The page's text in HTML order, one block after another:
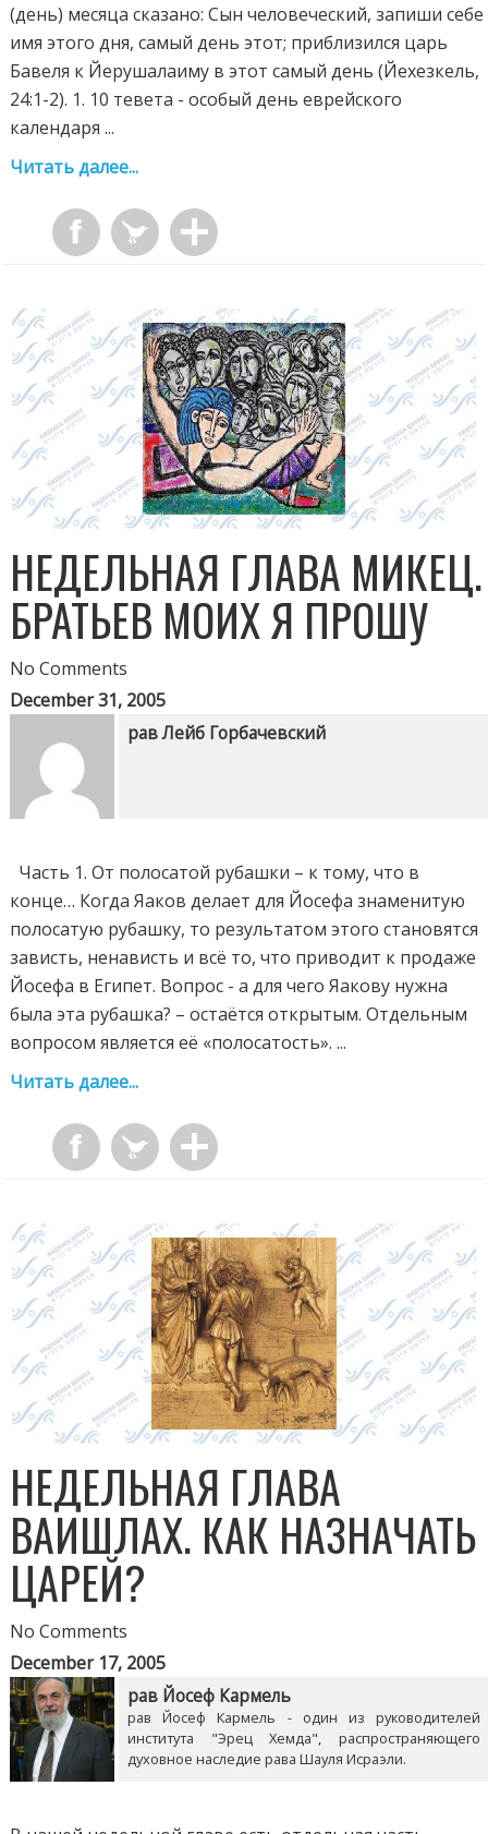
(день) месяца сказано: Сын человеческий, запиши себе
имя этого дня, самый день этот; приблизился царь
Бавеля к Йерушалаиму в этот самый день (Йехезкель,
24:1-2). 1. 10 тевета - особый день еврейского
календаря ...
Читать далее...
НЕДЕЛЬНАЯ ГЛАВА МИКЕЦ.
БРАТЬЕВ МОИХ Я ПРОШУ
No Comments
December 31, 2005
рав Лейб Горбачевский
Часть 1. От полосатой рубашки – к тому, что в
конце… Когда Яаков делает для Йосефа знаменитую
полосатую рубашку, то результатом этого становятся
зависть, ненависть и всё то, что приводит к продаже
Йосефа в Египет. Вопрос - а для чего Яакову нужна
была эта рубашка? – остаётся открытым. Отдельным
вопросом является её «полосатость». ...
Читать далее...
НЕДЕЛЬНАЯ ГЛАВА
ВАИШЛАХ. КАК НАЗНАЧАТЬ
ЦАРЕЙ?
No Comments
December 17, 2005
рав Йосеф Кармель
рав Йосеф Кармель - один из руководителей
института "Эрец Хемда", распространяющего
духовное наследие рава Шауля Исраэли.